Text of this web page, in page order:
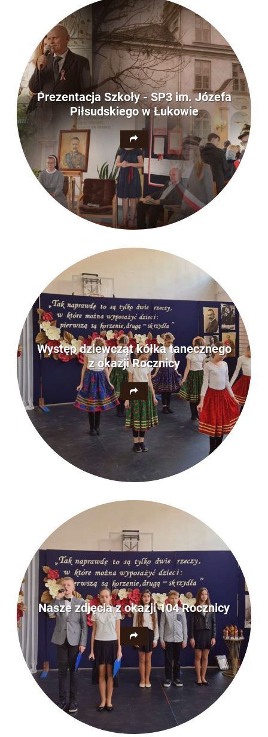
Prezentacja Szkoły - SP3 im. Józefa
Piłsudskiego w Łukowie
Występ dziewcząt kółka tanecznego
z okazji Rocznicy
Nasze zdjęcia z okazji 104 Rocznicy